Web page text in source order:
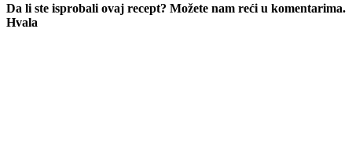
Da li ste isprobali ovaj recept? Možete nam reći u komentarima.
Hvala